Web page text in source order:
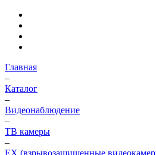
Главная
–
Каталог
–
Видеонаблюдение
–
ТВ камеры
–
EX (взрывозащищенные